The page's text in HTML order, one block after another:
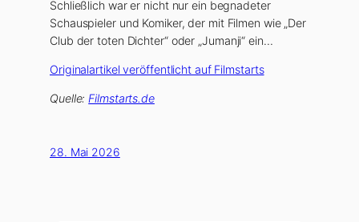
Schließlich war er nicht nur ein begnadeter
Schauspieler und Komiker, der mit Filmen wie „Der
Club der toten Dichter“ oder „Jumanji“ ein…
Originalartikel veröffentlicht auf Filmstarts
Quelle: Filmstarts.de
28. Mai 2026